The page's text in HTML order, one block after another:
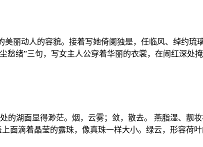
丽动人的容貌。接着写她倚阑独是，任临风、绰约
绪”三句，写女主人公穿着华丽的衣裳，在闹红深处
湖面显得渺茫。烟，云雾；敛，散去。 燕脂湿、靓
滴着晶莹的露珠，像真珠一样大小。绿云，形容荷